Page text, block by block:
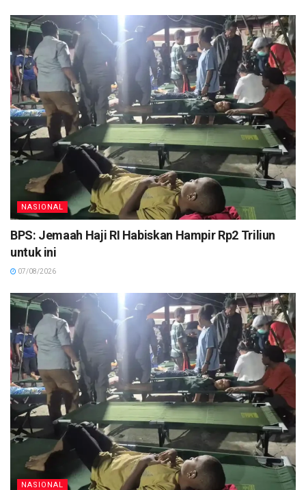
NASIONAL
BPS: Jemaah Haji RI Habiskan Hampir Rp2 Triliun
untuk ini
07/08/2026
NASIONAL